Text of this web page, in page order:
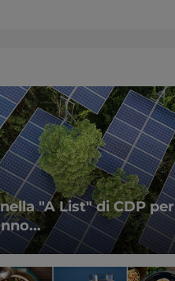
"A List" di CDP per